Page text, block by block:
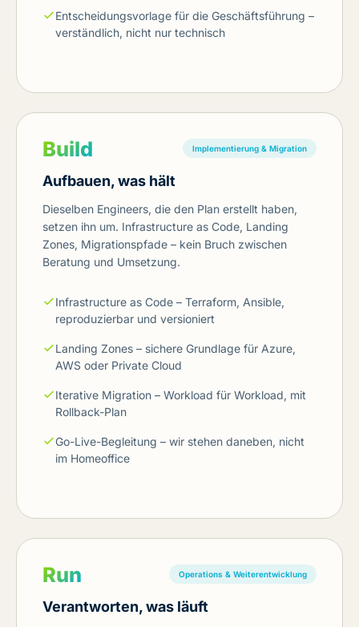
Entscheidungsvorlage für die Geschäftsführung –
verständlich, nicht nur technisch
Build Implementierung & Migration
Aufbauen, was hält
Dieselben Engineers, die den Plan erstellt haben,
setzen ihn um. Infrastructure as Code, Landing
Zones, Migrationspfade – kein Bruch zwischen
Beratung und Umsetzung.
Infrastructure as Code – Terraform, Ansible,
reproduzierbar und versioniert
Landing Zones – sichere Grundlage für Azure,
AWS oder Private Cloud
Iterative Migration – Workload für Workload, mit
Rollback-Plan
Go-Live-Begleitung – wir stehen daneben, nicht
im Homeoffice
Run Operations & Weiterentwicklung
Verantworten, was läuft